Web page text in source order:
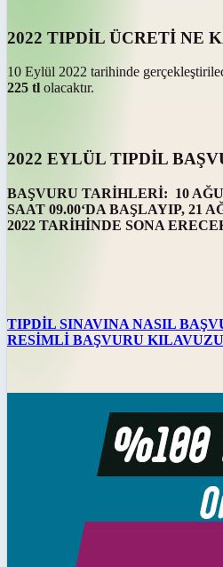
2022 TIPDİL ÜCRETİ NE
10 Eylül 2022 tarihinde
225 tl olacaktır.
2022 EYLÜL TIPDİL
BAŞVURU TARİHLERİ: 10
SAAT 09.00‘DA BAŞLAYIP, 21
2022 TARİHİNDE SONA
TIPDİL SINAVINA NASIL
RESİMLİ BAŞVURU KILAVUZU